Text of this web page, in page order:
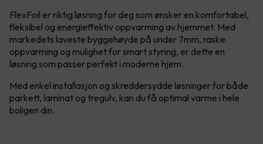
FlexFoil er riktig løsning for deg som ønsker en komfortabel,
fleksibel og energieffektiv oppvarming av hjemmet. Med
markedets laveste byggehøyde på under 7mm, raske
oppvarming og mulighet for smart styring, er dette en
løsning som passer perfekt i moderne hjem.
Med enkel installasjon og skreddersydde løsninger for både
parkett, laminat og tregulv, kan du få optimal varme i hele
boligen din.